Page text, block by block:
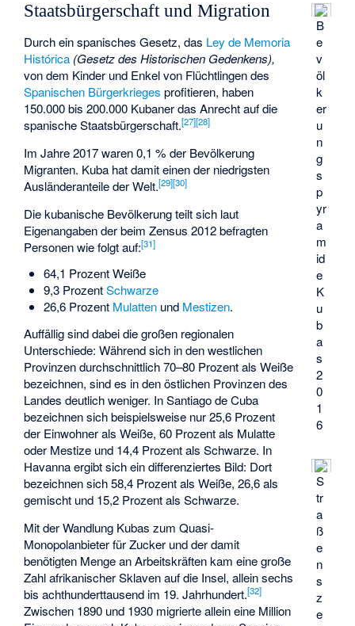
B
e
v
öl
k
er
u
n
g
s
p
yr
a
m
id
e
K
u
b
a
s
2
0
1
6
Staatsbürgerschaft und Migration
Durch ein spanisches Gesetz, das Ley de Memoria
Histórica (Gesetz des Historischen Gedenkens),
von dem Kinder und Enkel von Flüchtlingen des
Spanischen Bürgerkrieges profitieren, haben
150.000 bis 200.000 Kubaner das Anrecht auf die
spanische Staatsbürgerschaft.[27][28]
S
tr
a
ß
e
n
s
z
e
Im Jahre 2017 waren 0,1 % der Bevölkerung
Migranten. Kuba hat damit einen der niedrigsten
Ausländeranteile der Welt.[29][30]
Die kubanische Bevölkerung teilt sich laut
Eigenangaben der beim Zensus 2012 befragten
Personen wie folgt auf:[31]
64,1 Prozent Weiße
9,3 ProzentSchwarze
26,6 Prozent Mulattenund Mestizen.
Auffällig sind dabei die großen regionalen
Unterschiede: Während sich in den westlichen
Provinzen durchschnittlich 70–80 Prozent als Weiße
bezeichnen, sind es in den östlichen Provinzen des
Landes deutlich weniger. In Santiago de Cuba
bezeichnen sich beispielsweise nur 25,6 Prozent
der Einwohner als Weiße, 60 Prozent als Mulatte
oder Mestize und 14,4 Prozent als Schwarze. In
Havanna ergibt sich ein differenziertes Bild: Dort
bezeichnen sich 58,4 Prozent als Weiße, 26,6 als
gemischt und 15,2 Prozent als Schwarze.
Mit der Wandlung Kubas zum Quasi-
Monopolanbieter für Zucker und der damit
benötigten Menge an Arbeitskräften kam eine große
Zahl afrikanischer Sklaven auf die Insel, allein sechs
bis achthunderttausend im 19. Jahrhundert.[32]
Zwischen 1890 und 1930 migrierte allein eine Million